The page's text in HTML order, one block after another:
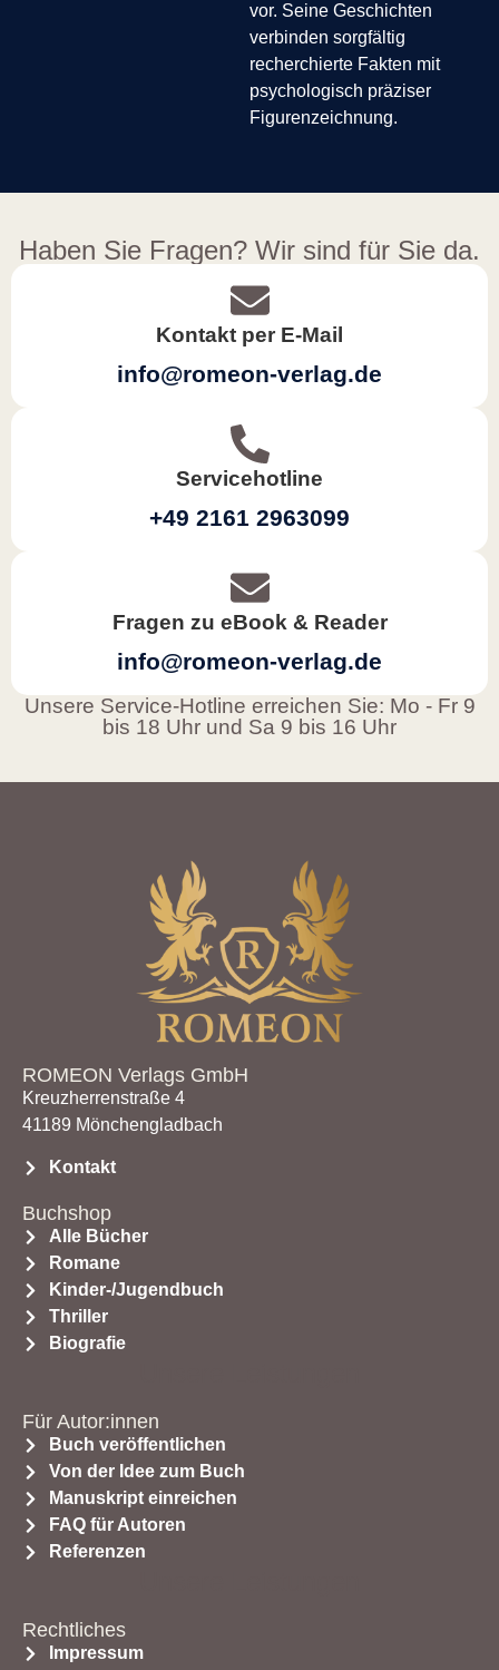
vor. Seine Geschichten
verbinden sorgfältig
recherchierte Fakten mit
psychologisch präziser
Figurenzeichnung.
Haben Sie Fragen? Wir sind für Sie da.
Kontakt per E-Mail
info@romeon-verlag.de
Servicehotline
+49 2161 2963099
Fragen zu eBook & Reader
info@romeon-verlag.de
Unsere Service-Hotline erreichen Sie: Mo - Fr 9
bis 18 Uhr und Sa 9 bis 16 Uhr
ROMEON Verlags GmbH
Kreuzherrenstraße 4
41189 Mönchengladbach
Kontakt
Buchshop
Alle Bücher
Romane
Kinder-/Jugendbuch
Thriller
Biografie
Für Autor:innen
Buch veröffentlichen
Von der Idee zum Buch
Manuskript einreichen
FAQ für Autoren
Referenzen
Rechtliches
Impressum